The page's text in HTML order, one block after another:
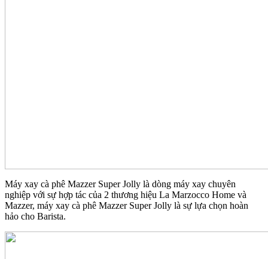
Máy xay cà phê Mazzer Super Jolly là dòng máy xay chuyên
nghiệp với sự hợp tác của 2 thương hiệu La Marzocco Home và
Mazzer, máy xay cà phê Mazzer Super Jolly là sự lựa chọn hoàn
hảo cho Barista.